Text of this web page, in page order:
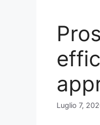
Luglio 7,